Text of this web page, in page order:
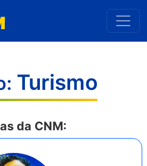
Turismo
da CNM: